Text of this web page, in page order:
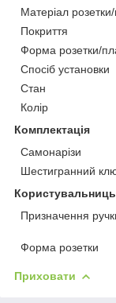
Матеріал
Покриття
Форма розетки/
Спосіб установки
Стан
Колір
Комплектація
Самонарізи
Шестигранний
Призначення
Форма розетки
Приховати